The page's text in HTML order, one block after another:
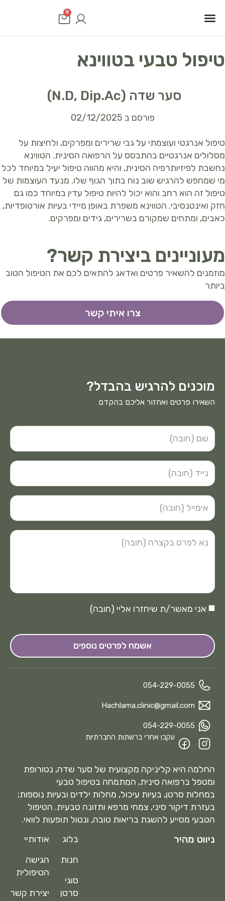
0
טיפול טבעי בטווינא
סער שדה (N.D, Dip.Ac)
פורסם ב 02/12/2025
טיפול אנרגטי ועוצמתי על גבי שרירים ומפרקים, ולחיצות על
מסלולים אנרגטיים בהתבסס על הרפואה הסינית. הטווינא
נחשבת לפיזיותרפיה הסינית, והיא מהווה טיפול יעיל במיוחד לכל
מי שמחפש להרגיש שוב נוח בתוך הגוף שלו. מנעד העוצמות של
טיפול זה הוא רחב והוא יכול להיות טיפול עדין במיוחד כמו גם
חזק ואינטנסיבי. הטווינא משפרת באופן מיידי בעיות אורטופדיות,
כאבים, ומתחים שמקורם בשרירים, גידים ומפרקים.
מעוניינים ביצירת קשר?
מוזמנים להשאיר פרטים ואדאג להתאים לכם את הטיפול הטוב
ביותר
צרו איתי קשר
החלמה היא קליניקה מקצועית של סער שדה, נטורופת
ומטפל ברפואה סינית, המתמחה בטיפול טבעי
במחלות סרטן, בעיות עיכול, מחלות ילדים ובעיות נוספות;
בעזרת דיקור סיני, צמחי מרפא ותזונה טבעית. הטיפול
הטבעי מסייע להשגת בריאות טובה, ונטול תופעות לוואי.
ניווט מהיר
בלוג
חנות
סוגי
סרטן
אודותיי
הגישה
הטיפולית
יצירת קשר
מוכנים להרגיש בהבדל?
השאירו פרטים ואחזור אליכם בהקדם
אני מאשר/ת שיחזרו אליי (חובה)
אשמח לפרטים נוספים
054-229-0055
Hachlama.clinic@gmail.com
054-229-0055
עקבו אחרי ברשתות החברתיות